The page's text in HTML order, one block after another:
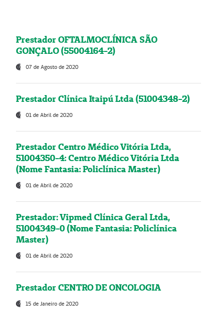
Prestador OFTALMOCLÍNICA SÃO
GONÇALO (55004164-2)
07 de Agosto de 2020
Prestador Clínica Itaipú Ltda (51004348-2)
01 de Abril de 2020
Prestador Centro Médico Vitória Ltda,
51004350-4: Centro Médico Vitória Ltda
(Nome Fantasia: Policlínica Master)
01 de Abril de 2020
Prestador: Vipmed Clínica Geral Ltda,
51004349-0 (Nome Fantasia: Policlínica
Master)
01 de Abril de 2020
Prestador CENTRO DE ONCOLOGIA
15 de Janeiro de 2020